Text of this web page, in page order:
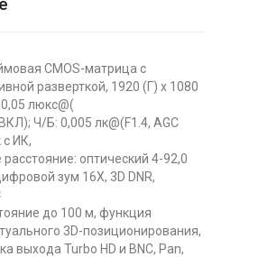
CMOS-матрица с
разверткой, 1920 (Г) x 1080
люкс@(
Ч/Б: 0,005 лк@(F1.4, AGC
с ИК,
оптический 4-92,0
зум 16X, 3D DNR,
до 100 м, функция
3D-позиционирования,
выхода Turbo HD и BNC, Pan,